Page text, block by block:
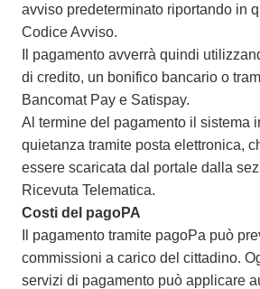
avviso predeterminato riportando in
Codice Avviso.
Il pagamento avverrà quindi
di credito, un bonifico bancario o
Bancomat Pay e Satispay.
Al termine del pagamento il sistema
quietanza tramite posta elettronica,
essere scaricata dal portale dalla
Ricevuta Telematica.
Costi del pagoPA
Il pagamento tramite pagoPa può
commissioni a carico del cittadino.
servizi di pagamento può applicare